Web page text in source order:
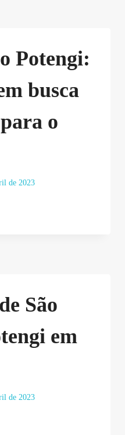
Potengi:
busca
o
de 2023
São
em
de 2023